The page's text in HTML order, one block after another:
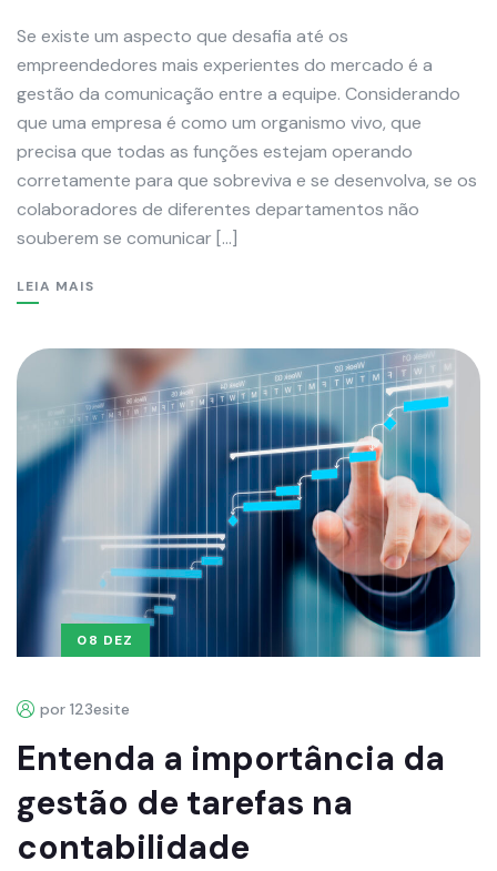
Se existe um aspecto que desafia até os
empreendedores mais experientes do mercado é a
gestão da comunicação entre a equipe. Considerando
que uma empresa é como um organismo vivo, que
precisa que todas as funções estejam operando
corretamente para que sobreviva e se desenvolva, se os
colaboradores de diferentes departamentos não
souberem se comunicar […]
LEIA MAIS
08 DEZ
por 123esite
Entenda a importância da
gestão de tarefas na
contabilidade